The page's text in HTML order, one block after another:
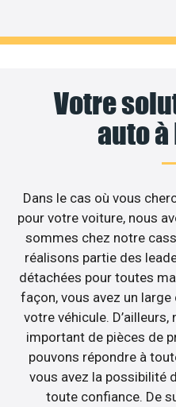
Votre
auto
Dans le cas où vous
pour votre voiture, nous
sommes chez notre
réalisons partie des
détachées pour toutes
façon, vous avez un
votre véhicule.
important de pièces de
pouvons répondre à
vous avez la possibilité
toute confiance. De